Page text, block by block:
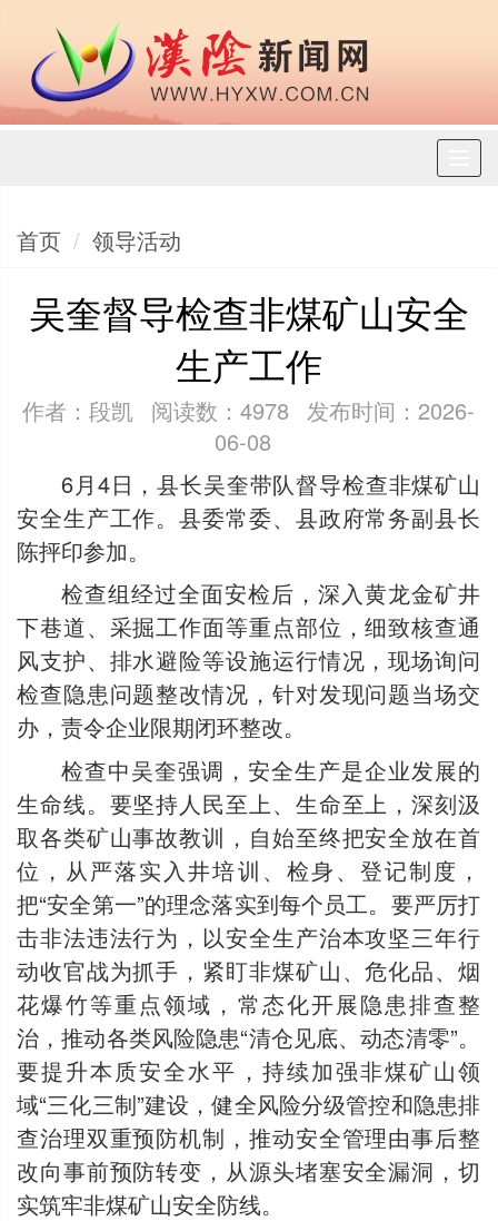
首页 领导活动
吴奎督导检查非煤矿山安全
生产工作
作者：段凯 阅读数：4978 发布时间：2026-
06-08
6月4日，县长吴奎带队督导检查非煤矿山
安全生产工作。县委常委、县政府常务副县长
陈抨印参加。
检查组经过全面安检后，深入黄龙金矿井
下巷道、采掘工作面等重点部位，细致核查通
风支护、排水避险等设施运行情况，现场询问
检查隐患问题整改情况，针对发现问题当场交
办，责令企业限期闭环整改。
检查中吴奎强调，安全生产是企业发展的
生命线。要坚持人民至上、生命至上，深刻汲
取各类矿山事故教训，自始至终把安全放在首
位，从严落实入井培训、检身、登记制度，
把“安全第一”的理念落实到每个员工。要严厉打
击非法违法行为，以安全生产治本攻坚三年行
动收官战为抓手，紧盯非煤矿山、危化品、烟
花爆竹等重点领域，常态化开展隐患排查整
治，推动各类风险隐患“清仓见底、动态清零”。
要提升本质安全水平，持续加强非煤矿山领
域“三化三制”建设，健全风险分级管控和隐患排
查治理双重预防机制，推动安全管理由事后整
改向事前预防转变，从源头堵塞安全漏洞，切
实筑牢非煤矿山安全防线。